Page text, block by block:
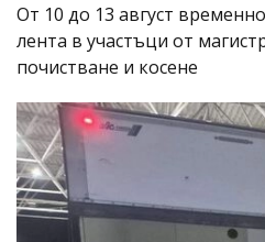
От 10 до 13 август
лента в участъци от
почистване и косене